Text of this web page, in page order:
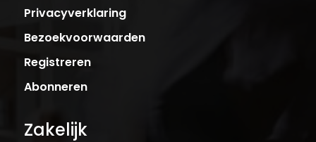
Privacyverklaring
Bezoekvoorwaarden
Registreren
Abonneren
Zakelijk